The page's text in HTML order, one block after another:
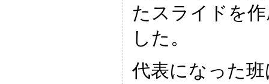
たスライドを
した。
代表になった